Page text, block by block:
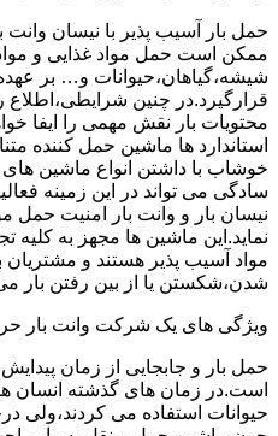
حمل بار آسیب پذیر با نیسان وانت
ممکن است حمل مواد غذایی و
شیشه،گیاهان،حیوانات و… بر
قرارگیرد.در چنین
محتویات بار نقش مهمی را ایفا
استاندارد ها ماشین حمل کننده
خوشاب با داشتن انواع ماشین های
سادگی می تواند در این زمینه
نیسان بار و وانت بار امنیت حمل
نماید.این ماشین ها مجهز به کلیه
مواد آسیب پذیر هستند و مشتریان
شدن،شکستن یا از بین رفتن بار می
ویژگی های یک شرکت وانت بار
حمل بار و جابجایی از زمان
است.در زمان های گذشته انسان
حیوانات استفاده می کردند،ولی